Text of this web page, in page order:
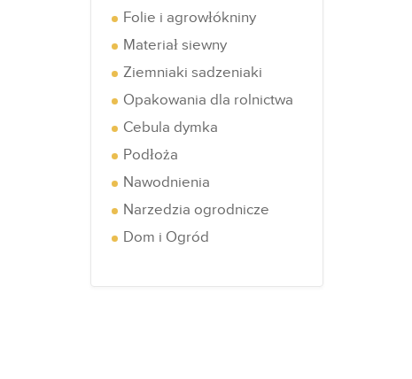
Folie i agrowłókniny
Materiał siewny
Ziemniaki sadzeniaki
Opakowania dla rolnictwa
Cebula dymka
Podłoża
Nawodnienia
Narzedzia ogrodnicze
Dom i Ogród